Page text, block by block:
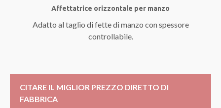
Affettatrice orizzontale per manzo
Adatto al taglio di fette di manzo con spessore
controllabile.
CITARE IL MIGLIOR PREZZO DIRETTO DI
FABBRICA